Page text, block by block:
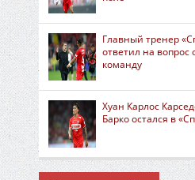
Главный тренер
ответил на вопрос
команду
Хуан Карлос
Барко остался в